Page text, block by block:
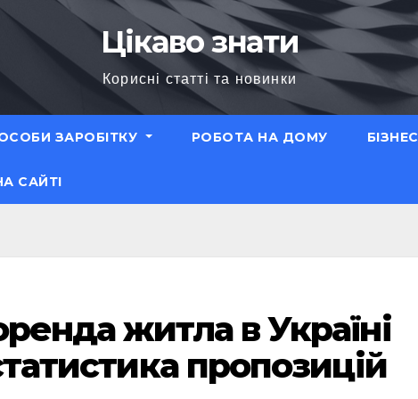
Цікаво знати
Корисні статті та новинки
ЗАРОБІТКУ РОБОТА НА ДОМУ БІЗНЕС
САЙТІ
житла в Україні
пропозицій